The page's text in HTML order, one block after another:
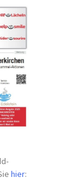
hier: